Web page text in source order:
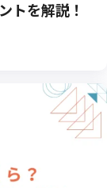
トを解説！